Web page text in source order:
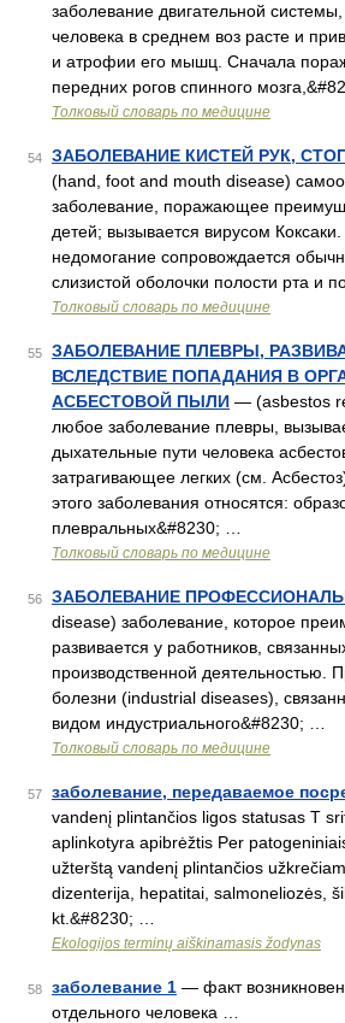
заболевание двигательной
человека в среднем воз расте и
и атрофии его мышц. Сначала
передних рогов спинного
Толковый словарь по медицине
54 ЗАБОЛЕВАНИЕ КИСТЕЙ РУК,
(hand, foot and mouth disease)
заболевание, поражающее
детей; вызывается вирусом
недомогание сопровождается
слизистой оболочки полости рта и
Толковый словарь по медицине
55
ЗАБОЛЕВАНИЕ ПЛЕВРЫ,
ВСЛЕДСТВИЕ ПОПАДАНИЯ В
АСБЕСТОВОЙ ПЫЛИ — (asbestos
любое заболевание плевры,
дыхательные пути человека
затрагивающее легких (см.
этого заболевания относятся:
плевральных&#8230; …
Толковый словарь по медицине
56 ЗАБОЛЕВАНИЕ
disease) заболевание, которое
развивается у работников,
производственной деятельностью.
болезни (industrial diseases),
видом индустриального&#8230; …
Толковый словарь по медицине
57 заболевание, передаваемое
vandenį plintančios ligos statusas T
aplinkotyra apibrėžtis Per
užterštą vandenį plintančios
dizenterija, hepatitai, salmoneliozės,
kt.&#8230; …
Ekologijos terminų aiškinamasis žodynas
58 заболевание 1 — факт
отдельного человека …